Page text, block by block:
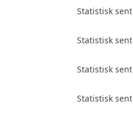
Statistisk
Statistisk
Statistisk
Statistisk